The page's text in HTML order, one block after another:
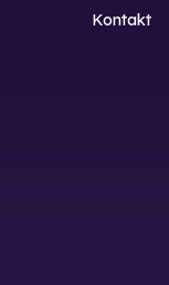
Kontakt